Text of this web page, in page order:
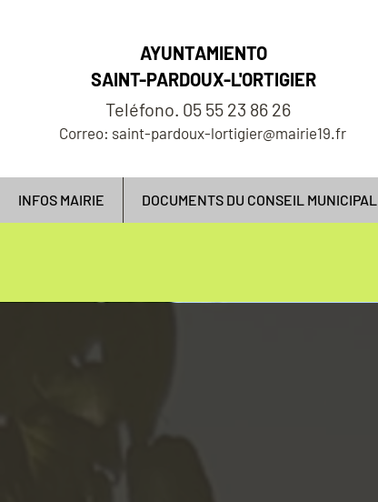
AYUNTAMIENTO
SAINT-PARDOUX-L'ORTIGIER
Teléfono. 05 55 23 86 26
Correo: saint-pardoux-lortigier@mairie19.fr
INFOS MAIRIE DOCUMENTS DU CONSEIL MUNICIPAL